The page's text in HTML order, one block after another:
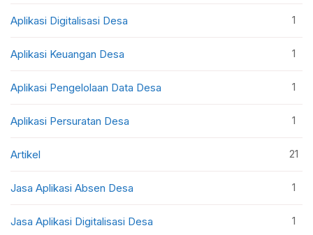
Aplikasi Digitalisasi Desa 1
Aplikasi Keuangan Desa 1
Aplikasi Pengelolaan Data Desa 1
Aplikasi Persuratan Desa 1
Artikel 21
Jasa Aplikasi Absen Desa 1
Jasa Aplikasi Digitalisasi Desa 1